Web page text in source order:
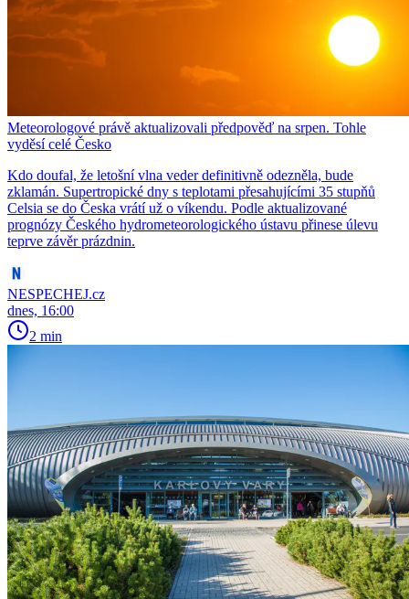
Meteorologové právě aktualizovali předpověď na srpen. Tohle
vyděsí celé Česko
Kdo doufal, že letošní vlna veder definitivně odezněla, bude
zklamán. Supertropické dny s teplotami přesahujícími 35 stupňů
Celsia se do Česka vrátí už o víkendu. Podle aktualizované
prognózy Českého hydrometeorologického ústavu přinese úlevu
teprve závěr prázdnin.
NESPECHEJ.cz
dnes, 16:00
2 min